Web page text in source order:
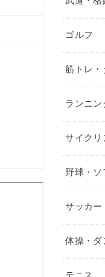
ゴルフ
筋トレ・
ランニン
サイクリ
野球・ソ
サッカー
体操・ダ